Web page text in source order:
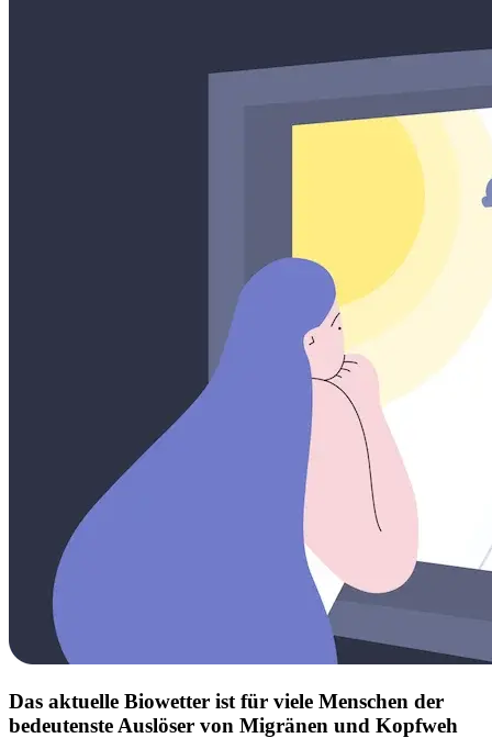
Das aktuelle Biowetter ist für viele Menschen der
bedeutenste Auslöser von Migränen und Kopfweh